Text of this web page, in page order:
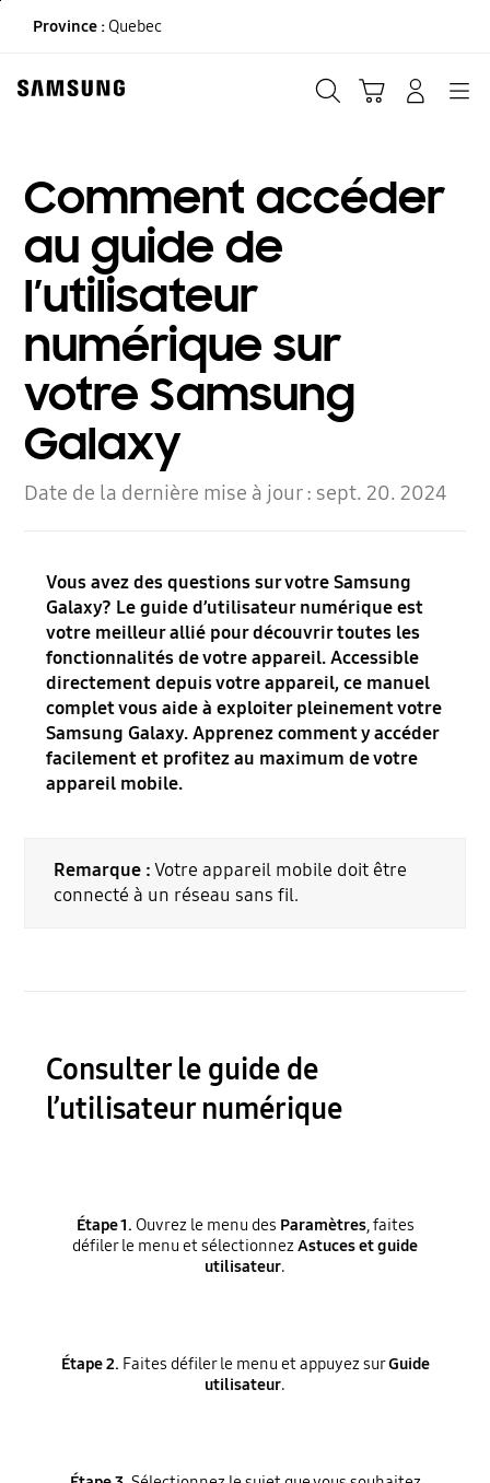
Province : Quebec
Comment accéder
au guide de
l’utilisateur
numérique sur
votre Samsung
Galaxy
Date de la dernière mise à jour : sept. 20. 2024
Vous avez des questions sur votre Samsung
Galaxy? Le guide d’utilisateur numérique est
votre meilleur allié pour découvrir toutes les
fonctionnalités de votre appareil. Accessible
directement depuis votre appareil, ce manuel
complet vous aide à exploiter pleinement votre
Samsung Galaxy. Apprenez comment y accéder
facilement et profitez au maximum de votre
appareil mobile.
Remarque :Votre appareil mobile doit être
connecté à un réseau sans fil.
Consulter le guide de
l’utilisateur numérique
Étape 1. Ouvrez le menu des Paramètres, faites
défiler le menu et sélectionnezAstuces et guide
utilisateur.
Étape 2. Faites défiler le menu et appuyez surGuide
utilisateur.